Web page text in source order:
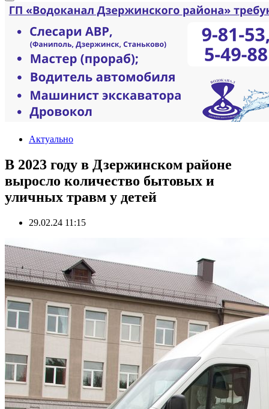
Актуально
В 2023 году в Дзержинском районе
выросло количество бытовых и
уличных травм у детей
29.02.24 11:15